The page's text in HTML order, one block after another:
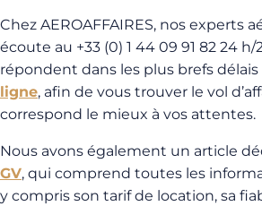
Chez AEROAFFAIRES, nos experts
écoute au +33 (0) 1 44 09 91 82 24 h/
répondent dans les plus brefs délais
ligne, afin de vous trouver le vol
correspond le mieux à vos attentes.
Nous avons également un article
GV, qui comprend toutes les
y compris son tarif de location, sa